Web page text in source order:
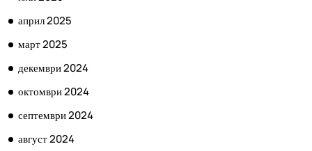
април 2025
март 2025
декември 2024
октомври 2024
септември 2024
август 2024